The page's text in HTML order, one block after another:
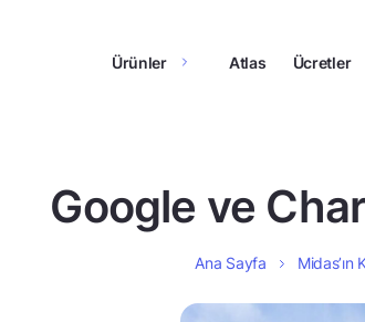
Ürünler Atlas Ücretler
Google ve
Ana Sayfa Midas’ın